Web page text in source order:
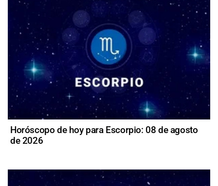
Horóscopo de hoy para Escorpio: 08 de agosto
de 2026